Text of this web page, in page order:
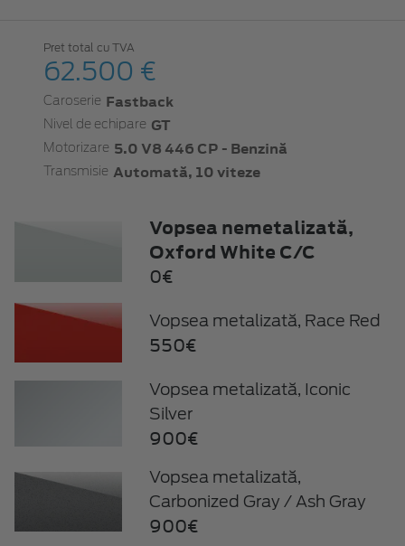
Pret total cu TVA
62.500 €
Caroserie Fastback
Nivel de echipare GT
Motorizare 5.0 V8 446 CP - Benzină
Transmisie Automată, 10 viteze
Vopsea nemetalizată,
Oxford White C/C
0€
Vopsea metalizată, Race Red
550€
Vopsea metalizată, Iconic
Silver
900€
Vopsea metalizată,
Carbonized Gray / Ash Gray
900€